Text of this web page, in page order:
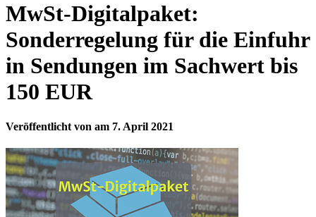
MwSt-Digitalpaket:
Sonderregelung für die Einfuhr
in Sendungen im Sachwert bis
150 EUR
Veröffentlicht von am 7. April 2021